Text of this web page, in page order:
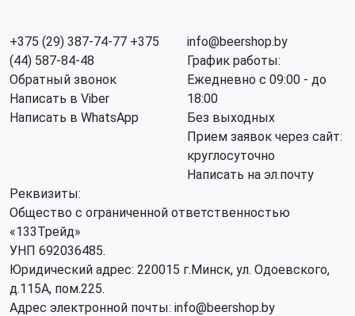
+375 (29) 387-74-77 +375
(44) 587-84-48
Обратный звонок
Написать в Viber
Написать в WhatsApp
info@beershop.by
График работы:
Ежедневно с 09:00 - до
18:00
Без выходных
Прием заявок через сайт:
круглосуточно
Написать на эл.почту
Реквизиты:
Общество с ограниченной ответственностью
«133Трейд»
УНП 692036485​.
Юридический адрес: 220015 г.Минск, ул. Одоевского,
д.115А, пом.225.
Адрес электронной почты: info@beershop.by